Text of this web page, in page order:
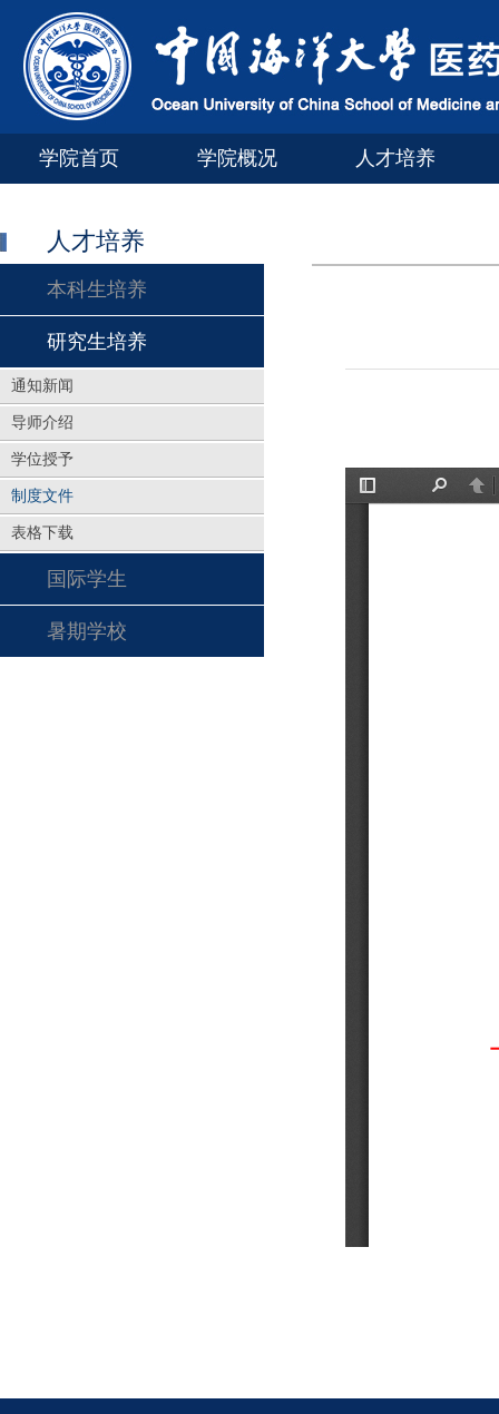
学院首页 学院概况 人才培养
人才培养
本科生培养
研究生培养
通知新闻
导师介绍
学位授予
制度文件
表格下载
国际学生
暑期学校